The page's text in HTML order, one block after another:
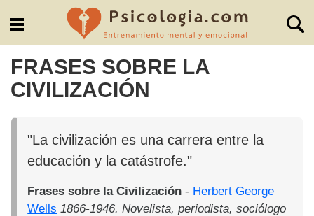
FRASES SOBRE LA
CIVILIZACIÓN
"La civilización es una carrera entre la
educación y la catástrofe."
Frases sobre la Civilización - Herbert George
Wells 1866-1946. Novelista, periodista, sociólogo